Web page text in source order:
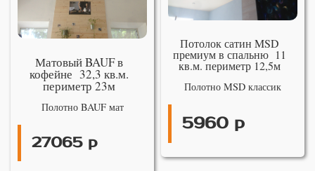
Матовый BAUF в
кофейне 32,3 кв.м.
периметр 23м
Полотно BAUF мат
27065 р
Потолок сатин MSD
премиум в спальню 11
кв.м. периметр 12,5м
Полотно MSD классик
5960 р